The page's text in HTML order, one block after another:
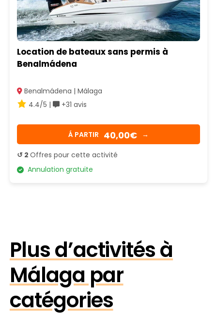
Location de bateaux sans permis à
Benalmádena
Benalmádena | Málaga
4.4/5 |
+31 avis
Á PARTIR 40,00€ →
↺ 2 Offres pour cette activité
Annulation gratuite
Plus d’activités à
Málaga par
catégories